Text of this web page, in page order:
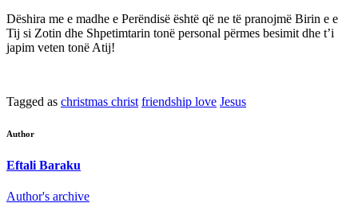
Dëshira me e madhe e Perëndisë është që ne të pranojmë Birin e e
Tij si Zotin dhe Shpetimtarin tonë personal përmes besimit dhe t’i
japim veten tonë Atij!
Tagged as christmas christ friendship love Jesus
Author
Eftali Baraku
Author's archive